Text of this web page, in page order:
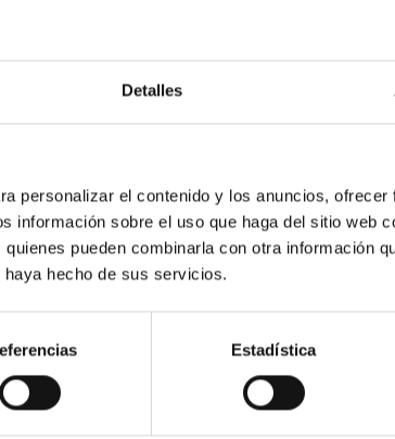
Detalles
personalizar el contenido y los anuncios,
información sobre el uso que haga del sitio web
pueden combinarla con otra información
hecho de sus servicios.
Estadística